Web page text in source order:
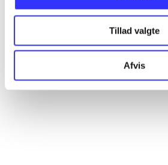
Tillad valgte
Afvis